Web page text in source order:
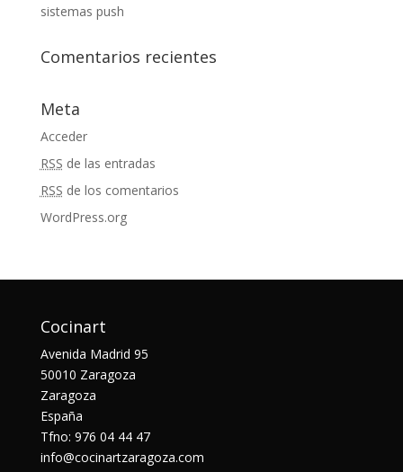
sistemas push
Comentarios recientes
Meta
Acceder
RSS de las entradas
RSS de los comentarios
WordPress.org
Cocinart
Avenida Madrid 95
50010 Zaragoza
Zaragoza
España
Tfno: 976 04 44 47
info@cocinartzaragoza.com